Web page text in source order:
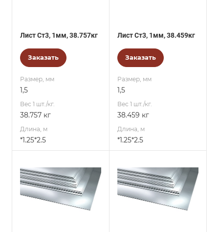
Лист Ст3, 1мм, 38.757кг
Заказать
Размер, мм
1,5
Вес 1 шт./кг.
38.757 кг
Длина, м
*1.25*2.5
Лист Ст3, 1мм, 38.459кг
Заказать
Размер, мм
1,5
Вес 1 шт./кг.
38.459 кг
Длина, м
*1.25*2.5